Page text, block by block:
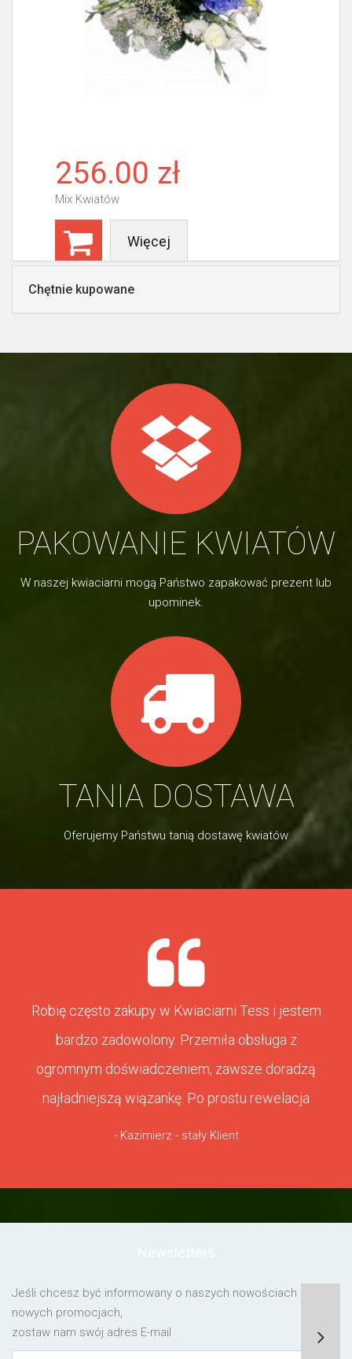
256.00 zł
Mix Kwiatów
Więcej
Chętnie kupowane
PAKOWANIE KWIATÓW
W naszej kwiaciarni mogą Państwo zapakować prezent lub
upominek.
TANIA DOSTAWA
Oferujemy Państwu tanią dostawę kwiatów
Robię często zakupy w Kwiaciarni Tess i jestem
bardzo zadowolony. Przemiła obsługa z
ogromnym doświadczeniem, zawsze doradzą
najładniejszą wiązankę. Po prostu rewelacja
- Kazimierz - stały Klient
Jeśli chcesz być informowany o naszych nowościach lub o
nowych promocjach,
zostaw nam swój adres E-mail